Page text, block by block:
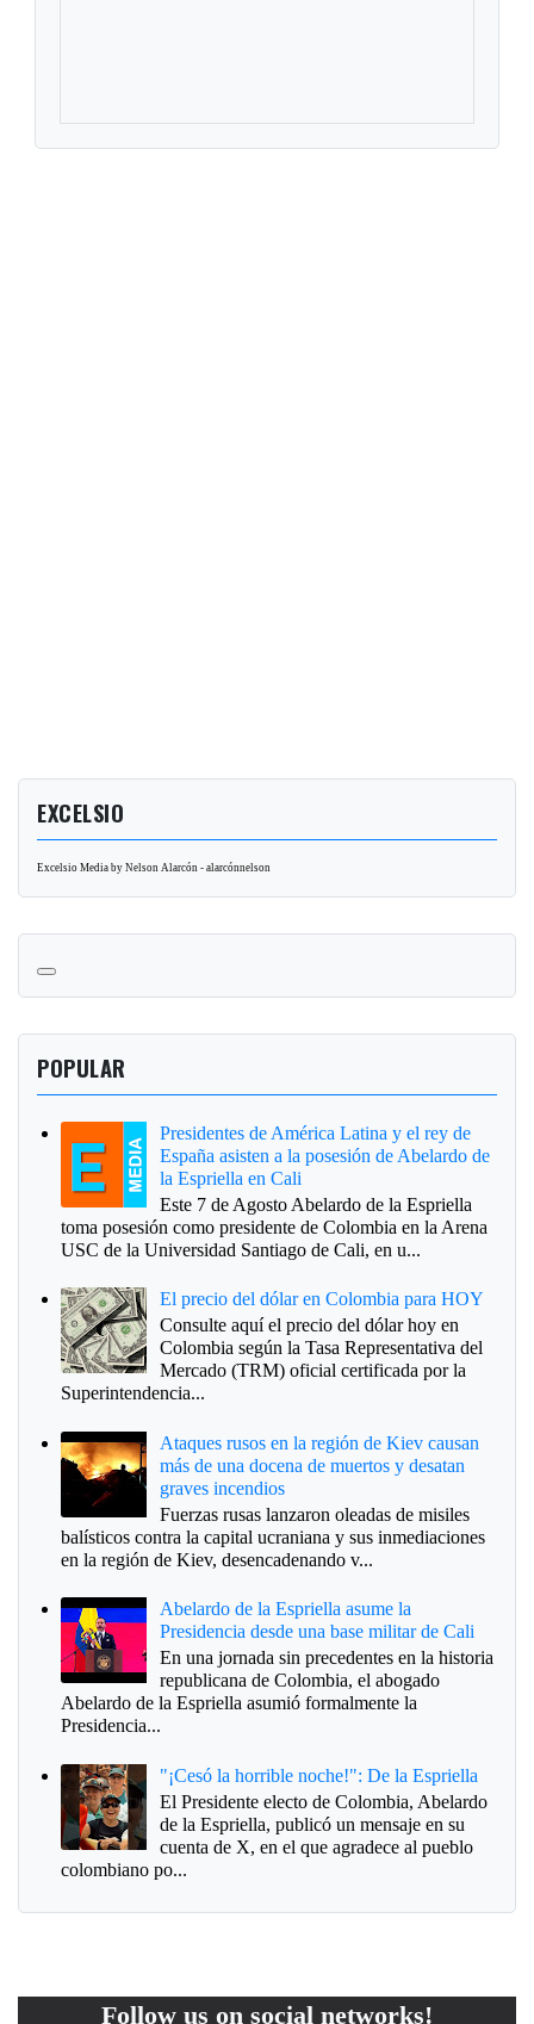
EXCELSIO
Excelsio Media by Nelson Alarcón - alarcónnelson
POPULAR
Presidentes de América Latina y el rey de
España asisten a la posesión de Abelardo de
la Espriella en Cali
Este 7 de Agosto Abelardo de la Espriella
toma posesión como presidente de Colombia en la Arena
USC de la Universidad Santiago de Cali, en u...
El precio del dólar en Colombia para HOY
Consulte aquí el precio del dólar hoy en
Colombia según la Tasa Representativa del
Mercado (TRM) oficial certificada por la
Superintendencia...
Ataques rusos en la región de Kiev causan
más de una docena de muertos y desatan
graves incendios
Fuerzas rusas lanzaron oleadas de misiles
balísticos contra la capital ucraniana y sus inmediaciones
en la región de Kiev, desencadenando v...
Abelardo de la Espriella asume la
Presidencia desde una base militar de Cali
En una jornada sin precedentes en la historia
republicana de Colombia, el abogado
Abelardo de la Espriella asumió formalmente la
Presidencia...
"¡Cesó la horrible noche!": De la Espriella
El Presidente electo de Colombia, Abelardo
de la Espriella, publicó un mensaje en su
cuenta de X, en el que agradece al pueblo
colombiano po...
Follow us on social networks!